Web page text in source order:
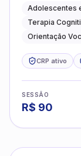
Adolescentes
Terapia
Orientação
CRP ativo
SESSÃO
R$ 90